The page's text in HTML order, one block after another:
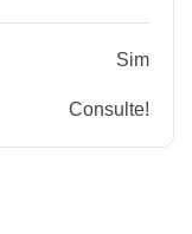
Sim
Consulte!